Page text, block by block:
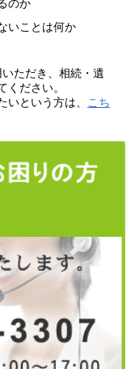
のか
いことは何か
ただき、相続・遺
ください。
いという方は、 こち